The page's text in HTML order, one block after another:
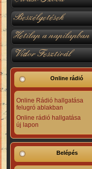
Beszélgetések
Hetilap a napilapban
Vidor Fesztivál
Online rádió
Online Rádió hallgatása
felugró ablakban
Online rádió hallgatása
új lapon
Belépés